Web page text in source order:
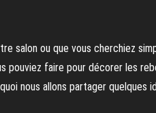
salon ou que vous cherchiez
pouviez faire pour décorer les
nous allons partager quelques